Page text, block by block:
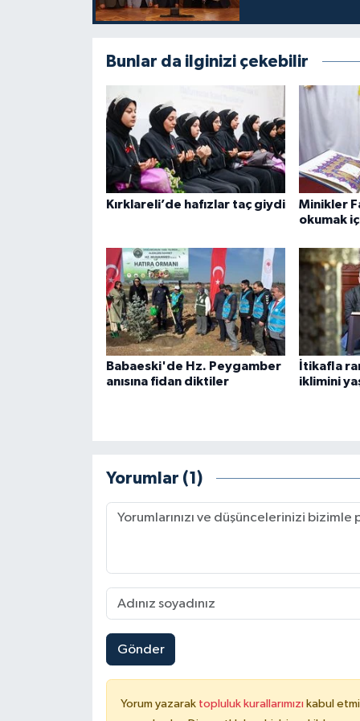
Bunlar da ilginizi çekebilir
Kırklareli’de hafızlar taç giydi
Minikler
okumak
Babaeski'de Hz. Peygamber
anısına fidan diktiler
İtikafla
iklimini
Yorumlar (1)
Gönder
Yorum yazarak topluluk kurallarımızı kabul
Gümüşhane Müftülüğü
Hakkari Müftülüğü
Hatay Müftülüğü
Iğdır Müftülüğü
Isparta Müftülüğü
İzmir Müftülüğü
Kahramanmaraş Müftülüğü
Karabük Müftülüğü
Karaman Müftülüğü
Kayseri Müftülüğü
Kırıkkale Müftülüğü
Kocaeli Müftülüğü